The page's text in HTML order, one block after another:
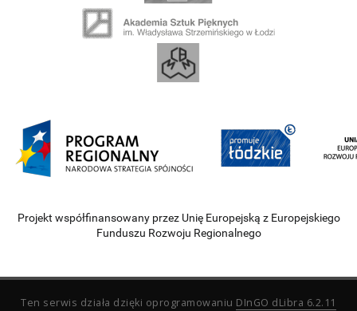
Projekt współfinansowany przez Unię Europejską z Europejskiego
Funduszu Rozwoju Regionalnego
Ten serwis działa dzięki oprogramowaniu DInGO dLibra 6.2.11